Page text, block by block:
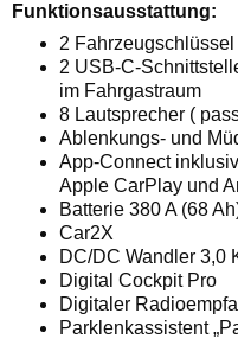
Funktionsausstattung:
2 Fahrzeugschlüssel
2 USB-C-
im Fahrgastraum
8 Lautsprecher (
Ablenkungs- und
App-Connect
Apple CarPlay und
Batterie 380 A (68
Car2X
DC/DC Wandler 3,0
Digital Cockpit Pro
Digitaler
Parklenkassistent